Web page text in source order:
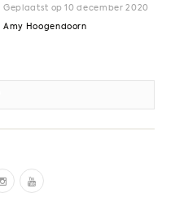
Geplaatst op 10 december 2020
Amy Hoogendoorn
I
Y